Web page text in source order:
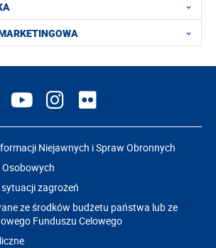
Niejawnych i Spraw Obronnych
zagrożeń
ze środków budżetu państwa lub ze
Funduszu Celowego